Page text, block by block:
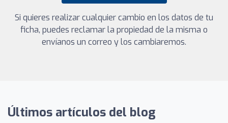
Si quieres realizar cualquier cambio en los datos de tu
ficha, puedes reclamar la propiedad de la misma o
envíanos un correo y los cambiaremos.
Últimos artículos del blog